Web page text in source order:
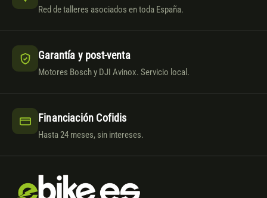
Red de talleres asociados en toda España.
Garantía y post-venta
Motores Bosch y DJI Avinox. Servicio local.
Financiación Cofidis
Hasta 24 meses, sin intereses.